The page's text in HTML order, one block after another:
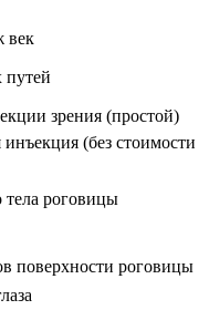
век
зрения (простой)
(без стоимости
тела роговицы
поверхности роговицы